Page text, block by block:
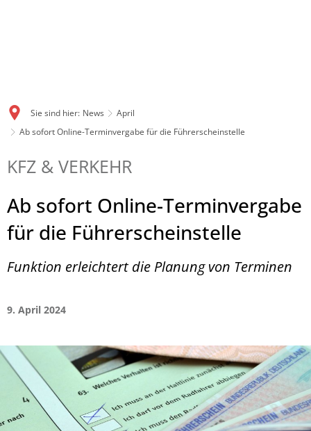
Sie sind hier: News
April
Ab sofort Online-Terminvergabe für die Führerscheinstelle
KFZ & VERKEHR
Ab sofort Online-Terminvergabe
für die Führerscheinstelle
Funktion erleichtert die Planung von Terminen
9. April 2024